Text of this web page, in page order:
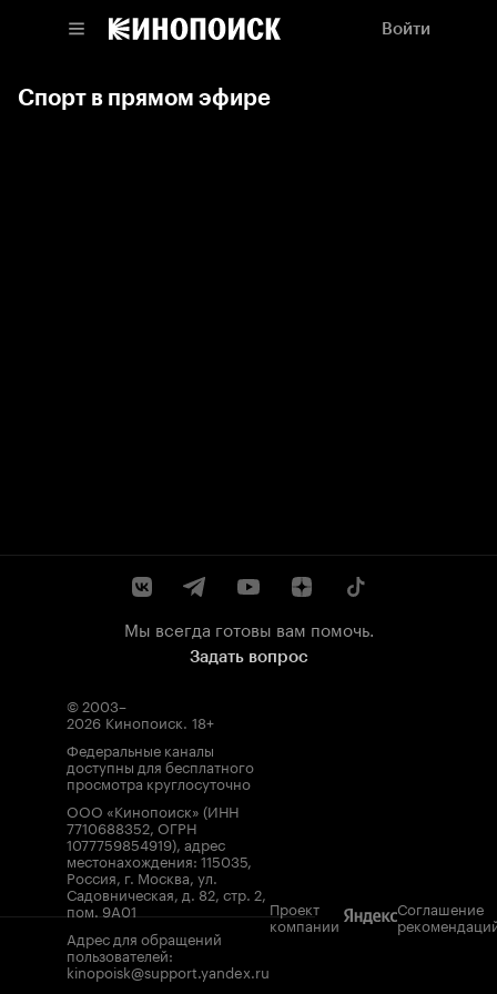
Войти
Спорт в прямом эфире
Мы всегда готовы вам помочь.
Задать вопрос
© 2003–
2026 Кинопоиск. 18+
Федеральные каналы
доступны для бесплатного
просмотра круглосуточно
ООО «Кинопоиск» (ИНН
7710688352, ОГРН
1077759854919), адрес
местонахождения: 115035,
Россия, г. Москва, ул.
Садовническая, д. 82, стр. 2,
пом. 9А01
Адрес для обращений
пользователей:
kinopoisk@support.yandex.ru
Проект
компании
Соглашение